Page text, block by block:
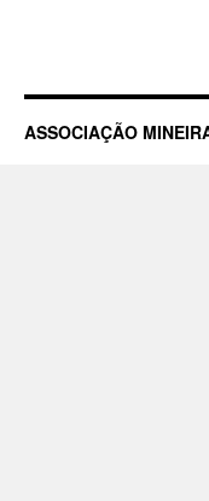
ASSOCIAÇÃO